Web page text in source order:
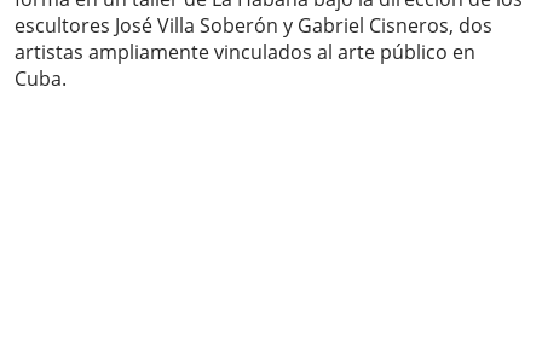
escultores José Villa Soberón y Gabriel Cisneros, dos
artistas ampliamente vinculados al arte público en
Cuba.